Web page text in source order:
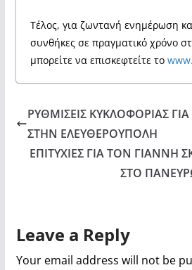
Τέλος, για ζωντανή ενημέρωση
συνθήκες σε πραγματικό χρόνο
μπορείτε να επισκεφτείτε το
ΡΥΘΜΙΣΕΙΣ ΚΥΚΛΟΦΟΡΙΑΣ
ΣΤΗΝ ΕΛΕΥΘΕΡΟΥΠΟΛΗ
ΕΠΙΤΥΧΙΕΣ ΓΙΑ ΤΟΝ ΓΙΑΝΝΗ
ΣΤΟ
Leave a Reply
Your email address will not be